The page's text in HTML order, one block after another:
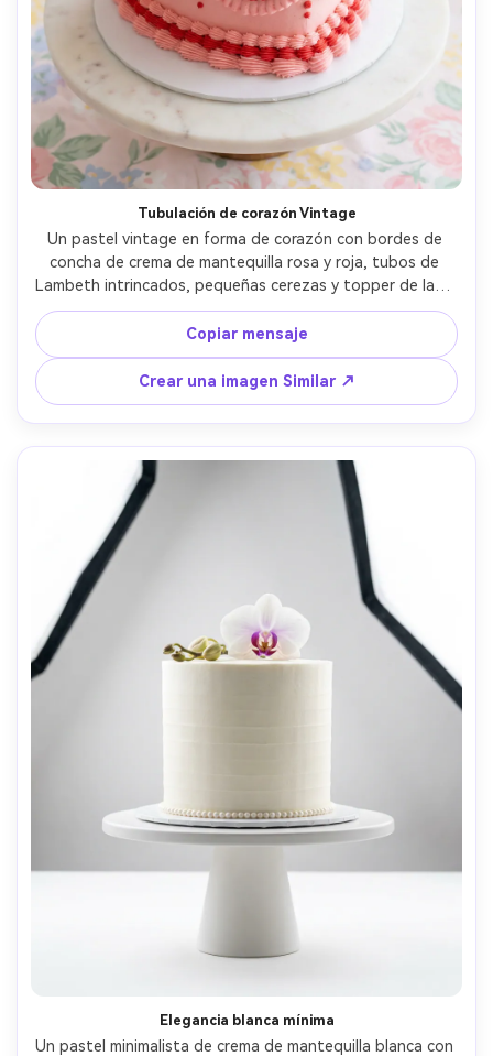
Tubulación de corazón Vintage
Un pastel vintage en forma de corazón con bordes de
concha de crema de mantequilla rosa y roja, tubos de
Lambeth intrincados, pequeñas cerezas y topper de lazo
de cinta de satén, colocado sobre una mesa de mármol
blanco con un suave fondo pastel, luz de ventana difusa
brillante, tomado en Canon EOS R5, lente de 50 mm, f/1.8,
primer plano de tres cuartos de ángulo, detalle de tubos
nítidos, fotorealista, foto de panadería editorial- -ar 4:5
Copiar mensaje
Crear una imagen Similar ↗
Elegancia blanca mínima
Un pastel minimalista de crema de mantequilla blanca con